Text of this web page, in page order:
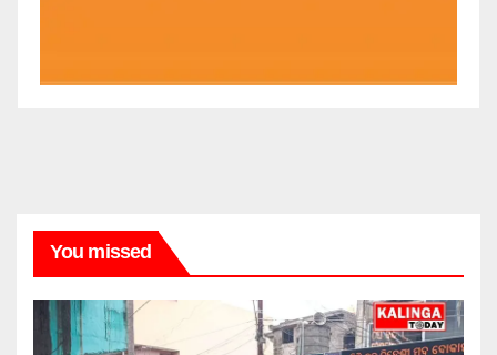
You missed